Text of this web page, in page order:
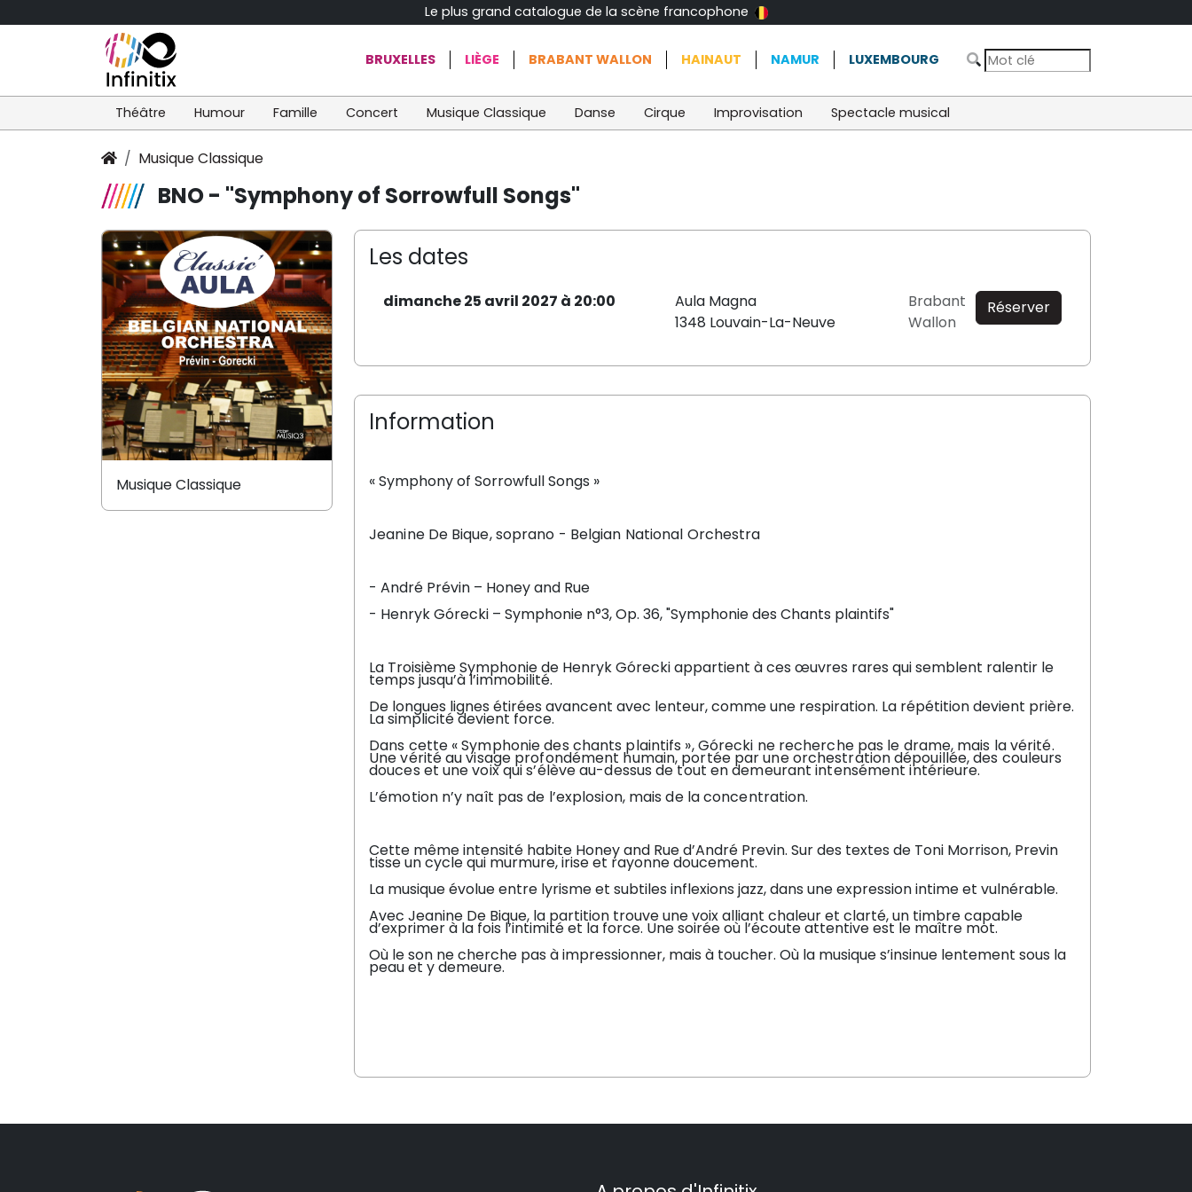
Le plus grand catalogue de la scène francophone
BRUXELLES LIÈGE BRABANT WALLON HAINAUT NAMUR LUXEMBOURG
Théâtre Humour Famille Concert Musique Classique Danse Cirque Improvisation Spectacle musical
Musique Classique
BNO - "Symphony of Sorrowfull Songs"
Les dates
dimanche 25 avril 2027 à 20:00
Aula Magna
1348 Louvain-La-Neuve
Brabant
Wallon
Réserver
Information
« Symphony of Sorrowfull Songs »
Jeanine De Bique, soprano - Belgian National Orchestra
- André Prévin – Honey and Rue
- Henryk Górecki – Symphonie n°3, Op. 36, "Symphonie des Chants plaintifs"
La Troisième Symphonie de Henryk Górecki appartient à ces œuvres rares qui semblent ralentir le
temps jusqu’à l’immobilité.
De longues lignes étirées avancent avec lenteur, comme une respiration. La répétition devient prière.
La simplicité devient force.
Dans cette « Symphonie des chants plaintifs », Górecki ne recherche pas le drame, mais la vérité.
Une vérité au visage profondément humain, portée par une orchestration dépouillée, des couleurs
douces et une voix qui s’élève au-dessus de tout en demeurant intensément intérieure.
L’émotion n’y naît pas de l’explosion, mais de la concentration.
Cette même intensité habite Honey and Rue d’André Previn. Sur des textes de Toni Morrison, Previn
tisse un cycle qui murmure, irise et rayonne doucement.
La musique évolue entre lyrisme et subtiles inflexions jazz, dans une expression intime et vulnérable.
Avec Jeanine De Bique, la partition trouve une voix alliant chaleur et clarté, un timbre capable
d’exprimer à la fois l’intimité et la force. Une soirée où l’écoute attentive est le maître mot.
Où le son ne cherche pas à impressionner, mais à toucher. Où la musique s’insinue lentement sous la
peau et y demeure.
Musique Classique